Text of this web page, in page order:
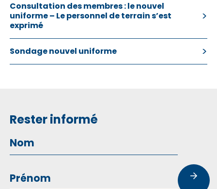
Consultation des membres : le nouvel
uniforme – Le personnel de terrain s’est
exprimé
Sondage nouvel uniforme
Rester informé